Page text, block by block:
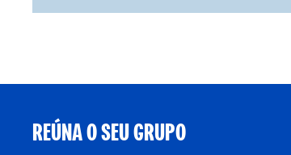
REÚNA O SEU GRUPO